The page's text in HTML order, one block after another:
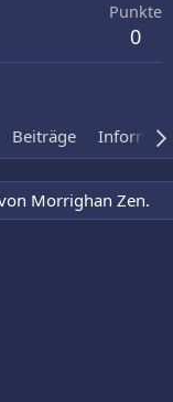
Punkte
0
Beiträge
Morrighan Zen.